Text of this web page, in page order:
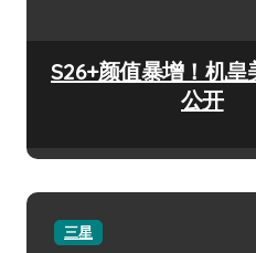
S26+颜值暴增！机皇
公开
三星